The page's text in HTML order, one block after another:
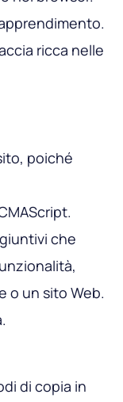
ricca nelle
poiché
che
o un sito Web.
di copia in